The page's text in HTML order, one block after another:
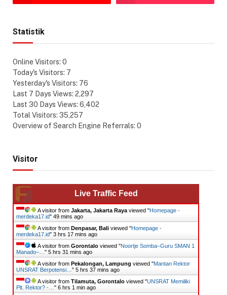
Statistik
Online Visitors: 0
Today's Visitors: 7
Yesterday's Visitors: 76
Last 7 Days Views: 2,297
Last 30 Days Views: 6,402
Total Visitors: 35,257
Overview of Search Engine Referrals: 0
Visitor
Live Traffic Feed
A visitor from Jakarta, Jakarta Raya viewed "Homepage -
merdeka17.id" 49 mins ago
A visitor from Denpasar, Bali viewed "Homepage -
merdeka17.id" 3 hrs 17 mins ago
A visitor from Gorontalo viewed "Noortje Somba–Guru SMAN 1
Manado–… " 5 hrs 31 mins ago
A visitor from Pekalongan, Lampung viewed "Mantan Rektor
UNSRAT Berpotensi… " 5 hrs 37 mins ago
A visitor from Tilamuta, Gorontalo viewed "UNSRAT Memiliki
Plt. Rektor? -… " 6 hrs 1 min ago